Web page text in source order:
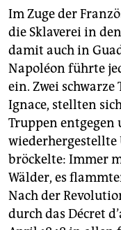
Im Zuge der
die Sklaverei in
damit auch in
Napoléon führte
ein. Zwei
Ignace, stellten
Truppen entgegen
wiederhergestellte
bröckelte: Immer
Wälder, es
Nach der
durch das Décret